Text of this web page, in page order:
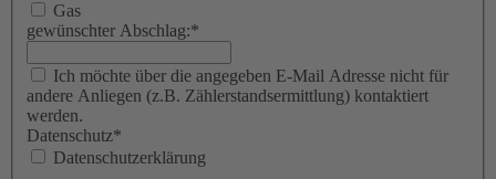
Gas
gewünschter Abschlag:*
Ich möchte über die angegeben E-Mail Adresse nicht für
andere Anliegen (z.B. Zählerstandsermittlung) kontaktiert
werden.
Datenschutz*
Datenschutzerklärung